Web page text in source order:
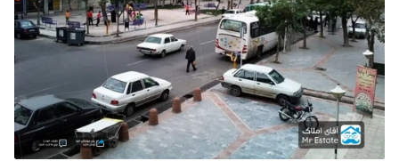
معماری
ملکی
همایش و نمایشگاه